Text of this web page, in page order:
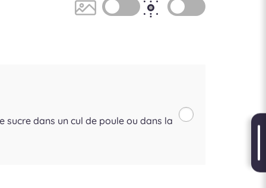
sucre dans un cul de poule ou dans la